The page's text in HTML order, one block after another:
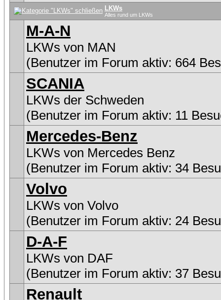
LKWs
Alles rund um LKWs
M-A-N
LKWs von MAN
(Benutzer im Forum aktiv: 664
SCANIA
LKWs der Schweden
(Benutzer im Forum aktiv: 11
Mercedes-Benz
LKWs von Mercedes Benz
(Benutzer im Forum aktiv: 34
Volvo
LKWs von Volvo
(Benutzer im Forum aktiv: 24
D-A-F
LKWs von DAF
(Benutzer im Forum aktiv: 37
Renault